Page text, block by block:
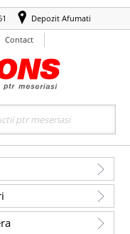
Depozit Afumati
Contact